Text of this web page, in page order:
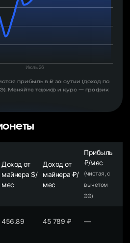
прибыль в ₽ за сутки (доход по
Меняйте тариф и курс — график
Доход от
майнера $/
мес
Доход от
майнера ₽/
мес
Прибыль
₽/мес
(чистая, с
вычетом
ЭЭ)
456.89 45 789 ₽ —